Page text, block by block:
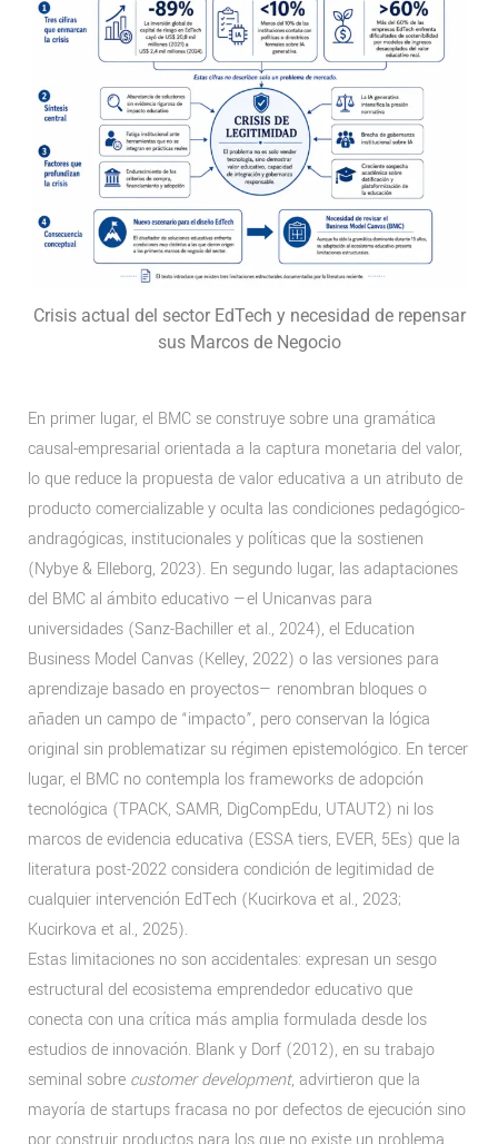
Crisis actual del sector EdTech y necesidad de repensar
sus Marcos de Negocio
En primer lugar, el BMC se construye sobre una gramática
causal-empresarial orientada a la captura monetaria del valor,
lo que reduce la propuesta de valor educativa a un atributo de
producto comercializable y oculta las condiciones pedagógico-
andragógicas, institucionales y políticas que la sostienen
(Nybye & Elleborg, 2023). En segundo lugar, las adaptaciones
del BMC al ámbito educativo —el Unicanvas para
universidades (Sanz-Bachiller et al., 2024), el Education
Business Model Canvas (Kelley, 2022) o las versiones para
aprendizaje basado en proyectos— renombran bloques o
añaden un campo de “impacto”, pero conservan la lógica
original sin problematizar su régimen epistemológico. En tercer
lugar, el BMC no contempla los frameworks de adopción
tecnológica (TPACK, SAMR, DigCompEdu, UTAUT2) ni los
marcos de evidencia educativa (ESSA tiers, EVER, 5Es) que la
literatura post-2022 considera condición de legitimidad de
cualquier intervención EdTech (Kucirkova et al., 2023;
Kucirkova et al., 2025).
Estas limitaciones no son accidentales: expresan un sesgo
estructural del ecosistema emprendedor educativo que
conecta con una crítica más amplia formulada desde los
estudios de innovación. Blank y Dorf (2012), en su trabajo
seminal sobre customer development, advirtieron que la
mayoría de startups fracasa no por defectos de ejecución sino